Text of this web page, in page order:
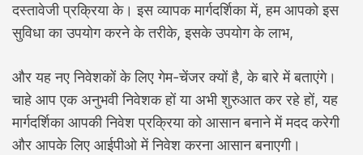
दस्तावेजी प्रक्रिया के। इस व्यापक मार्गदर्शिका में, हम आपको इस
सुविधा का उपयोग करने के तरीके, इसके उपयोग के लाभ,
और यह नए निवेशकों के लिए गेम-चेंजर क्यों है, के बारे में बताएंगे।
चाहे आप एक अनुभवी निवेशक हों या अभी शुरुआत कर रहे हों, यह
मार्गदर्शिका आपकी निवेश प्रक्रिया को आसान बनाने में मदद करेगी
और आपके लिए आईपीओ में निवेश करना आसान बनाएगी।